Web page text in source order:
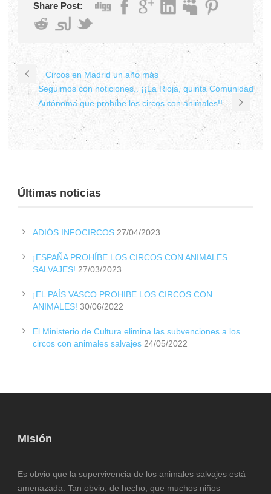
Share Post:
Circos en Madrid un año más
Seguimos con noticiones.. ¡¡La Rioja, quinta Comunidad
Autónoma que prohíbe los circos con animales!!
Últimas noticias
ADIÓS INFOCIRCOS 27/04/2023
¡ESPAÑA PROHÍBE LOS CIRCOS CON ANIMALES
SALVAJES! 27/03/2023
¡EL PAÍS VASCO PROHIBE LOS CIRCOS CON
ANIMALES! 30/06/2022
El Ministerio de Cultura elimina las subvenciones a los
circos con animales salvajes 24/05/2022
Misión
Es obvio que la supervivencia de los animales salvajes está
amenazada. Tan obvio, de hecho, que muchos niños